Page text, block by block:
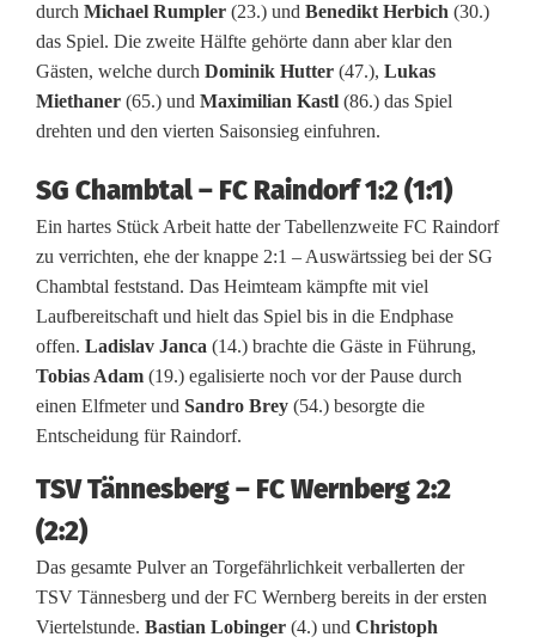
b
l
e
b
t
v
o
r
n
e
-
H
a
durch Michael Rumpler (23.) und Benedikt Herbich (30.)
das Spiel. Die zweite Hälfte gehörte dann aber klar den
Gästen, welche durch Dominik Hutter (47.), Lukas
Miethaner (65.) und Maximilian Kastl (86.) das Spiel
drehten und den vierten Saisonsieg einfuhren.
SG Chambtal – FC Raindorf 1:2 (1:1)
Ein hartes Stück Arbeit hatte der Tabellenzweite FC Raindorf
zu verrichten, ehe der knappe 2:1 – Auswärtssieg bei der SG
Chambtal feststand. Das Heimteam kämpfte mit viel
Laufbereitschaft und hielt das Spiel bis in die Endphase
offen. Ladislav Janca (14.) brachte die Gäste in Führung,
Tobias Adam (19.) egalisierte noch vor der Pause durch
einen Elfmeter und Sandro Brey (54.) besorgte die
Entscheidung für Raindorf.
TSV Tännesberg – FC Wernberg 2:2
(2:2)
Das gesamte Pulver an Torgefährlichkeit verballerten der
TSV Tännesberg und der FC Wernberg bereits in der ersten
Viertelstunde. Bastian Lobinger (4.) und Christoph